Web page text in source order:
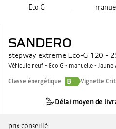
Eco G
SANDERO
stepway extreme Eco-G 120 -
Véhicule neuf - Eco G - manuelle - Jaune
Classe énergétique
B Vignette
Délai moyen de
prix conseillé